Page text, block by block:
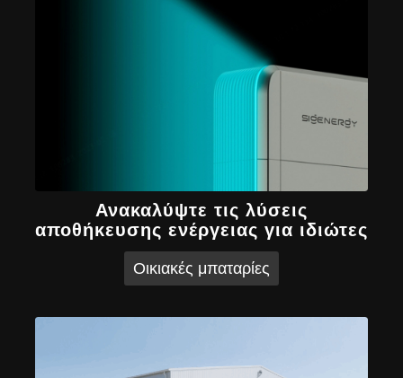
Ανακαλύψτε τις λύσεις
αποθήκευσης ενέργειας για ιδιώτες
Οικιακές μπαταρίες